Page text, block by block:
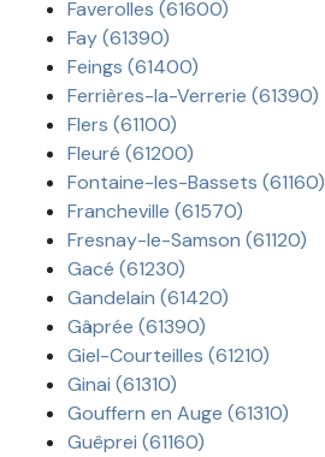
Faverolles (61600)
Fay (61390)
Feings (61400)
Ferrières-la-Verrerie (61390)
Flers (61100)
Fleuré (61200)
Fontaine-les-Bassets (61160)
Francheville (61570)
Fresnay-le-Samson (61120)
Gacé (61230)
Gandelain (61420)
Gâprée (61390)
Giel-Courteilles (61210)
Ginai (61310)
Gouffern en Auge (61310)
Guêprei (61160)